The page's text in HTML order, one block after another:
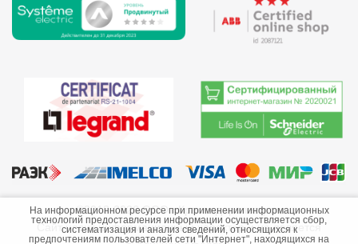
©2013-2026 ООО «Краснодарэлектро»
Сайт носит информационный характер и не является
На информационном ресурсе при применении информационных
технологий предоставления информации осуществляется сбор,
систематизация и анализ сведений, относящихся к
предпочтениям пользователей сети "Интернет", находящихся на